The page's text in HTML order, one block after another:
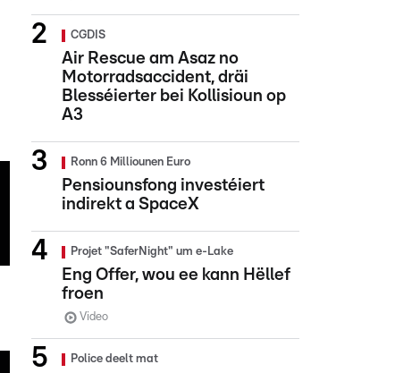
CGDIS
Air Rescue am Asaz no
Motorradsaccident, dräi
Blesséierter bei Kollisioun op
A3
Ronn 6 Milliounen Euro
Pensiounsfong investéiert
indirekt a SpaceX
Projet "SaferNight" um e-Lake
Eng Offer, wou ee kann Hëllef
froen
Video
Police deelt mat